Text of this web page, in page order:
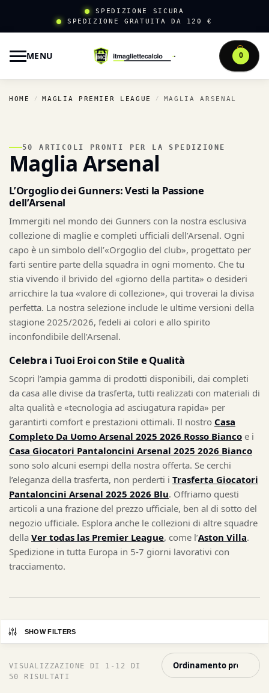
SPEDIZIONE SICURA
SPEDIZIONE GRATUITA DA 120 €
MENU 0
HOME / MAGLIA PREMIER LEAGUE / MAGLIA ARSENAL
50 ARTICOLI PRONTI PER LA SPEDIZIONE
Maglia Arsenal
L’Orgoglio dei Gunners: Vesti la Passione
dell’Arsenal
Immergiti nel mondo dei Gunners con la nostra esclusiva
collezione di maglie e completi ufficiali dell’Arsenal. Ogni
capo è un simbolo dell’«Orgoglio del club», progettato per
farti sentire parte della squadra in ogni momento. Che tu
stia vivendo il brivido del «giorno della partita» o desideri
arricchire la tua «valore di collezione», qui troverai la divisa
perfetta. La nostra selezione include le ultime versioni della
stagione 2025/2026, fedeli ai colori e allo spirito
inconfondibile dell’Arsenal.
Celebra i Tuoi Eroi con Stile e Qualità
Scopri l’ampia gamma di prodotti disponibili, dai completi
da casa alle divise da trasferta, tutti realizzati con materiali di
alta qualità e «tecnologia ad asciugatura rapida» per
garantirti comfort e prestazioni ottimali. Il nostro Casa
Completo Da Uomo Arsenal 2025 2026 Rosso Bianco e i
Casa Giocatori Pantaloncini Arsenal 2025 2026 Bianco
sono solo alcuni esempi della nostra offerta. Se cerchi
l’eleganza della trasferta, non perderti i Trasferta Giocatori
Pantaloncini Arsenal 2025 2026 Blu. Offriamo questi
articoli a una frazione del prezzo ufficiale, ben al di sotto del
negozio ufficiale. Esplora anche le collezioni di altre squadre
della Ver todas las Premier League, come l’Aston Villa.
Spedizione in tutta Europa in 5-7 giorni lavorativi con
tracciamento.
SHOW FILTERS
VISUALIZZAZIONE DI 1-12 DI
50 RISULTATI